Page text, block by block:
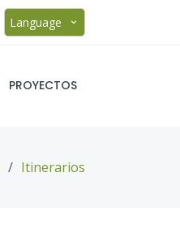
Language
PROYECTOS
Itinerarios